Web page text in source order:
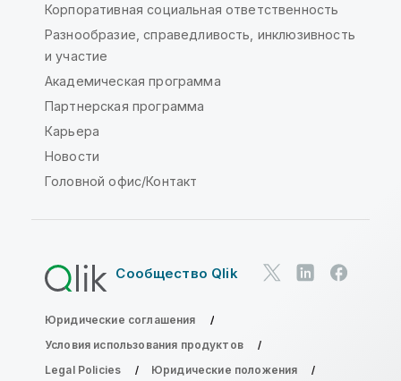
Корпоративная социальная ответственность
Разнообразие, справедливость, инклюзивность
и участие
Академическая программа
Партнерская программа
Карьера
Новости
Головной офис/Контакт
Сообщество Qlik
Юридические соглашения
Условия использования продуктов
Legal Policies
Юридические положения